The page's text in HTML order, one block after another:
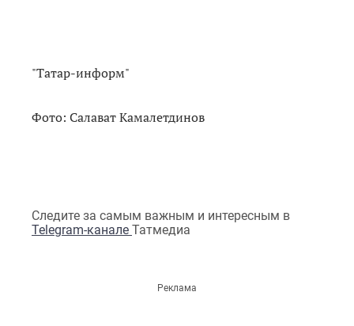
"Татар-информ"
Фото: Салават Камалетдинов
Следите за самым важным и интересным в
Telegram-канале Татмедиа
Реклама